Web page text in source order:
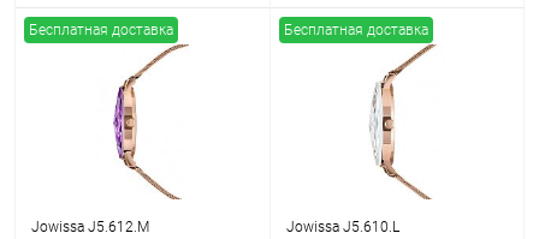
Бесплатная доставка
Jowissa J5.612.M
Бесплатная доставка
Jowissa J5.610.L